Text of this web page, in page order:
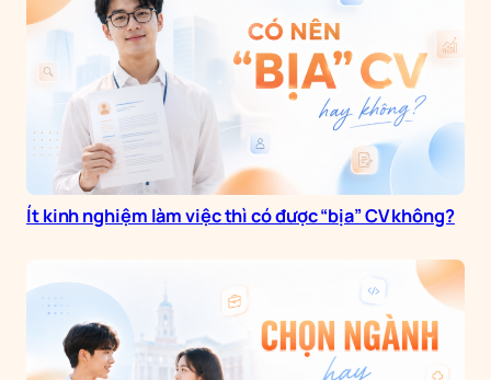
Ít kinh nghiệm làm việc thì có được “bịa” CV không?